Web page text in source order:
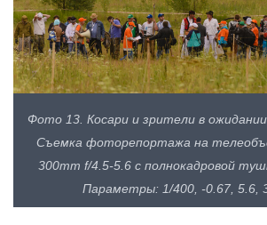
Фото 13. Косари и зрители в
Съемка фоторепортажа на
300mm f/4.5-5.6 с полнокадровой
Параметры: 1/400, -0.67, 5.6,